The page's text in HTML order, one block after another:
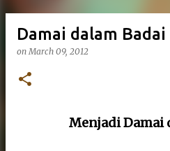
Damai dalam Badai
onMarch 09, 2012
Menjadi Damai